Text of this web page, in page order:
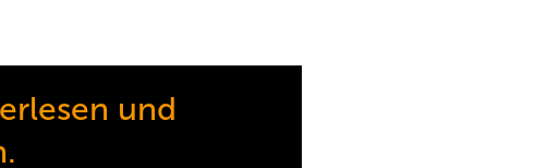
der beschleunigte Ausbau erneuerbarer Stromerzeugung mit
primär auf Wärmepumpen
und